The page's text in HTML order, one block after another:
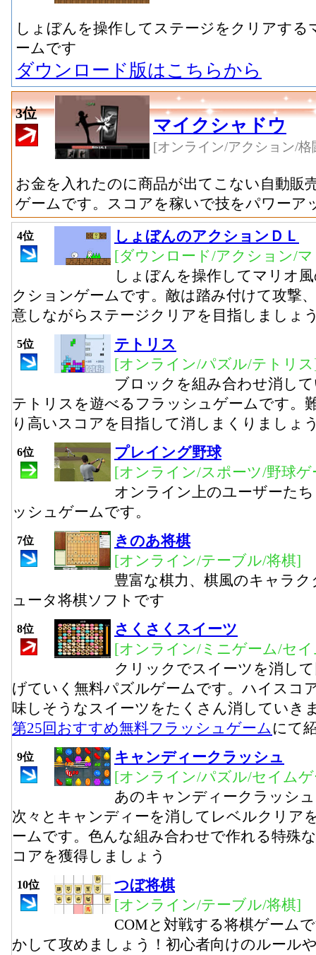
しょぼんを操作してステージをクリアす
ームです
ダウンロード版はこちらから
3位
マイクシャドウ
[オンライン/アクション/格
お金を入れたのに商品が出てこない自動販
ゲームです。スコアを稼いで技をパワーア
4位
しょぼんのアクションＤＬ
[ダウンロード/アクション/
しょぼんを操作してマリオ
クションゲームです。敵は踏み付けて攻撃
意しながらステージクリアを目指しましょ
5位
テトリス
[オンライン/パズル/テトリ
ブロックを組み合わせ消し
テトリスを遊べるフラッシュゲームです。
り高いスコアを目指して消しまくりましょ
6位
プレイング野球
[オンライン/スポーツ/野球ゲ
オンライン上のユーザーた
ッシュゲームです。
7位
きのあ将棋
[オンライン/テーブル/将棋]
豊富な棋力、棋風のキャラ
ュータ将棋ソフトです
8位
さくさくスイーツ
[オンライン/ミニゲーム/セ
クリックでスイーツを消し
げていく無料パズルゲームです。ハイスコ
味しそうなスイーツをたくさん消していき
第25回おすすめ無料フラッシュゲームにて
9位
キャンディークラッシュ
[オンライン/パズル/セイム
あのキャンディークラッシ
次々とキャンディーを消してレベルクリア
ームです。色んな組み合わせで作れる特殊
コアを獲得しましょう
10位
つぼ将棋
[オンライン/テーブル/将棋]
COMと対戦する将棋ゲーム
かして攻めましょう！初心者向けのルール